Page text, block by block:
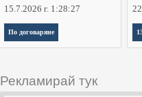
15.7.2026 г. 1:28:27
По договаряне
Рекламирай тук